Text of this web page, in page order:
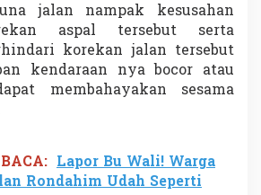
jalan nampak kesusahan
aspal tersebut serta
korekan jalan tersebut
kendaraan nya bocor atau
membahayakan sesama
Lapor Bu Wali! Warga
Rondahim Udah Seperti